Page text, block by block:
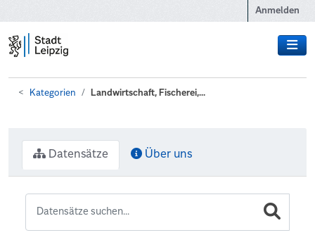
Anmelden
Kategorien Landwirtschaft, Fischerei,...
Datensätze Über uns